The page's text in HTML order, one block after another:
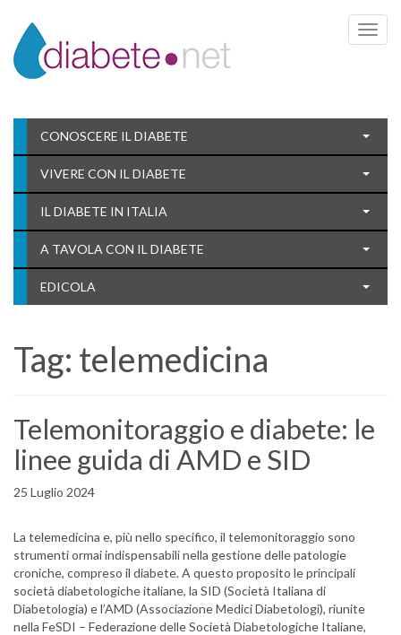
Toggle
CONOSCERE IL DIABETE
VIVERE CON IL DIABETE
IL DIABETE IN ITALIA
A TAVOLA CON IL DIABETE
EDICOLA
Tag: telemedicina
Telemonitoraggio e diabete: le
linee guida di AMD e SID
25 Luglio 2024
La telemedicina e, più nello specifico, il telemonitoraggio sono
strumenti ormai indispensabili nella gestione delle patologie
croniche, compreso il diabete. A questo proposito le principali
società diabetologiche italiane, la SID (Società Italiana di
Diabetologia) e l’AMD (Associazione Medici Diabetologi), riunite
nella FeSDI – Federazione delle Società Diabetologiche Italiane,